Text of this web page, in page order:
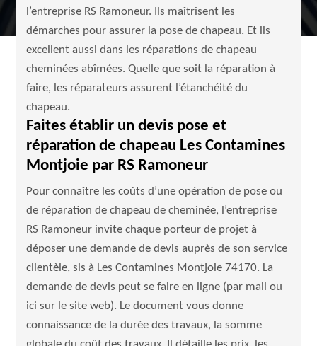
l’entreprise RS Ramoneur. Ils maîtrisent les
démarches pour assurer la pose de chapeau. Et ils
excellent aussi dans les réparations de chapeau
cheminées abîmées. Quelle que soit la réparation à
faire, les réparateurs assurent l’étanchéité du
chapeau.
Faites établir un devis pose et
réparation de chapeau Les Contamines
Montjoie par RS Ramoneur
Pour connaître les coûts d’une opération de pose ou
de réparation de chapeau de cheminée, l’entreprise
RS Ramoneur invite chaque porteur de projet à
déposer une demande de devis auprès de son service
clientèle, sis à Les Contamines Montjoie 74170. La
demande de devis peut se faire en ligne (par mail ou
ici sur le site web). Le document vous donne
connaissance de la durée des travaux, la somme